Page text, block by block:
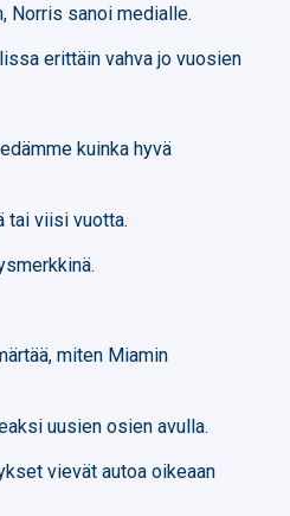
Norris sanoi medialle.
erittäin vahva jo vuosien
kuinka hyvä
tai viisi vuotta.
miten Miamin
uusien osien avulla.
vievät autoa oikeaan